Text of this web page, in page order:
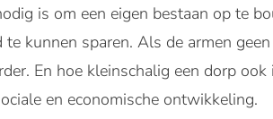
is om een eigen bestaan op te
kunnen sparen. Als de armen
En hoe kleinschalig een dorp
en economische ontwikkeling.